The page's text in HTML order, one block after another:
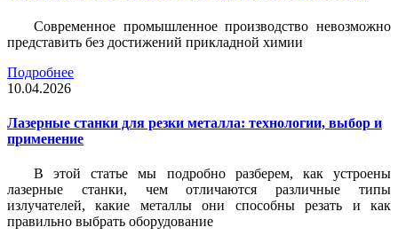
Современное промышленное производство невозможно
представить без достижений прикладной химии
Подробнее
10.04.2026
Лазерные станки для резки металла: технологии, выбор и
применение
В этой статье мы подробно разберем, как устроены
лазерные станки, чем отличаются различные типы
излучателей, какие металлы они способны резать и как
правильно выбрать оборудование